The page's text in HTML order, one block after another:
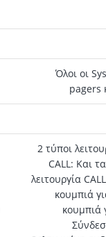
Όλοι οι
pagers
2 τύποι
CALL: Και
λειτουργία
κουμπιά
κουμπιά